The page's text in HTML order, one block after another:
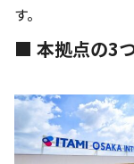
す。
■ 本拠点の3